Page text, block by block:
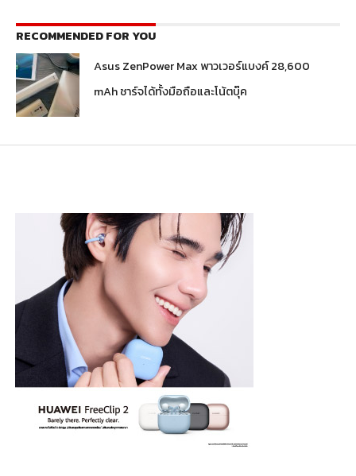
RECOMMENDED FOR YOU
Asus ZenPower Max พาวเวอร์แบงค์ 28,600
mAh ชาร์จได้ทั้งมือถือและโน้ตบุ๊ค